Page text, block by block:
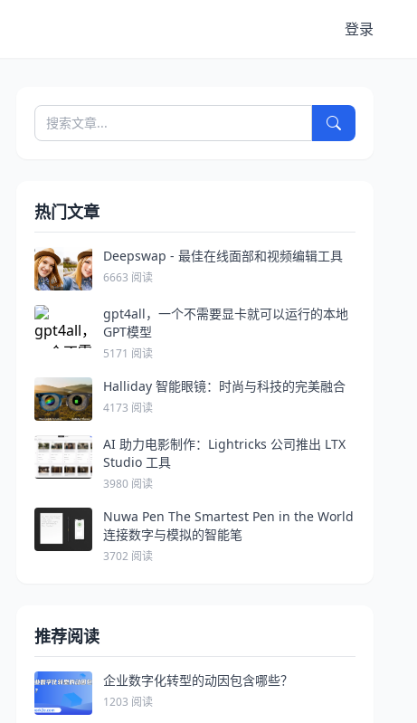
登录
热门文章
Deepswap - 最佳在线面部和视频编辑工具
6663 阅读
gpt4all，一个不需要显卡就可以运行的本地
GPT模型
5171 阅读
Halliday 智能眼镜：时尚与科技的完美融合
4173 阅读
AI 助力电影制作：Lightricks 公司推出 LTX
Studio 工具
3980 阅读
Nuwa Pen The Smartest Pen in the World
连接数字与模拟的智能笔
3702 阅读
推荐阅读
企业数字化转型的动因包含哪些？
1203 阅读